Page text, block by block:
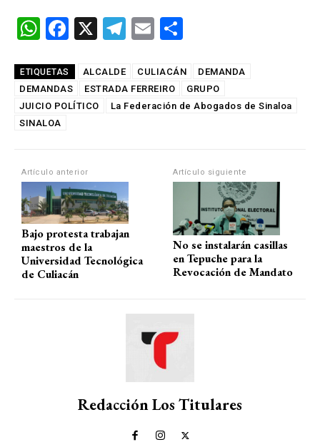
W
at
s
A
p
F
ce
b
k
X
T
gr
E
ail m
p
ETIQUETAS ALCALDE CULIACÁN
DEMANDA
DEMANDAS
ESTRADA FERREIRO
GRUPO
JUICIO POLÍTICO
La Federación de Abogados de Sinaloa
SINALOA
Artículo anterior
Bajo protesta trabajan
maestros de la
Universidad Tecnológica
de Culiacán
Artículo siguiente
No se instalarán casillas
en Tepuche para la
Revocación de Mandato
Redacción Los Titulares